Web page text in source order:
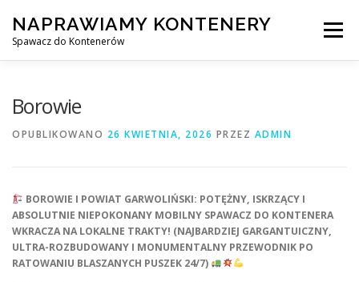
treści
NAPRAWIAMY KONTENERY
Spawacz do Kontenerów
Menu
SPAWANIE MOBILNE Z DOJAZDEM DO KLIENTA
USŁUGI KONTAKT
Borowie
OPUBLIKOWANO 26 KWIETNIA, 2026 PRZEZ ADMIN
BOROWIE I POWIAT GARWOLIŃSKI: POTĘŻNY, ISKRZĄCY I
ABSOLUTNIE NIEPOKONANY MOBILNY SPAWACZ DO KONTENERA
WKRACZA NA LOKALNE TRAKTY! (NAJBARDZIEJ GARGANTUICZNY,
ULTRA-ROZBUDOWANY I MONUMENTALNY PRZEWODNIK PO
RATOWANIU BLASZANYCH PUSZEK 24/7)